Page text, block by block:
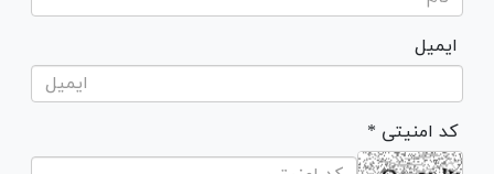
ایمیل
* کد امنیتی